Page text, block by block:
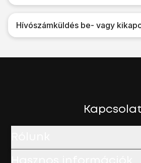
Hívószámküldés be- vagy
Kapcsolat